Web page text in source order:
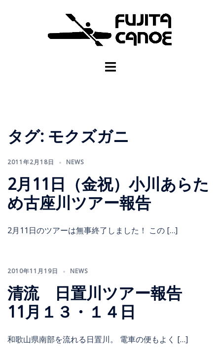
タグ: モクズガニ
2011年2月18日 NEWS
2月11日（金祝）小川あらた
め古座川ツアー報告
2月11日のツアーは無事終了しました！ この […]
2010年11月19日 NEWS
清流 日置川ツアー報告
11月１３・１４日
和歌山県南部を流れる日置川。 電車の便もよく […]